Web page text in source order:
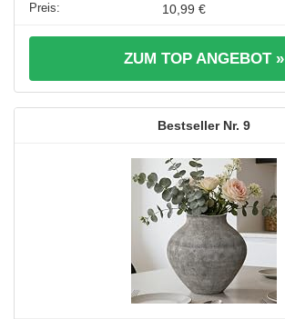
10,99 €
ZUM TOP ANGEBOT »
9